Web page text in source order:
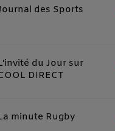
des Sports
du Jour sur
DIRECT
minute Rugby